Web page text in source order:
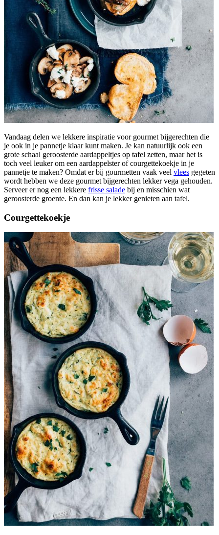
Vandaag delen we lekkere inspiratie voor gourmet bijgerechten die
je ook in je pannetje klaar kunt maken. Je kan natuurlijk ook een
grote schaal geroosterde aardappeltjes op tafel zetten, maar het is
toch veel leuker om een aardappelster of courgettekoekje in je
pannetje te maken? Omdat er bij gourmetten vaak veel vlees gegeten
wordt hebben we deze gourmet bijgerechten lekker vega gehouden.
Serveer er nog een lekkere frisse salade bij en misschien wat
geroosterde groente. En dan kan je lekker genieten aan tafel.
Courgettekoekje